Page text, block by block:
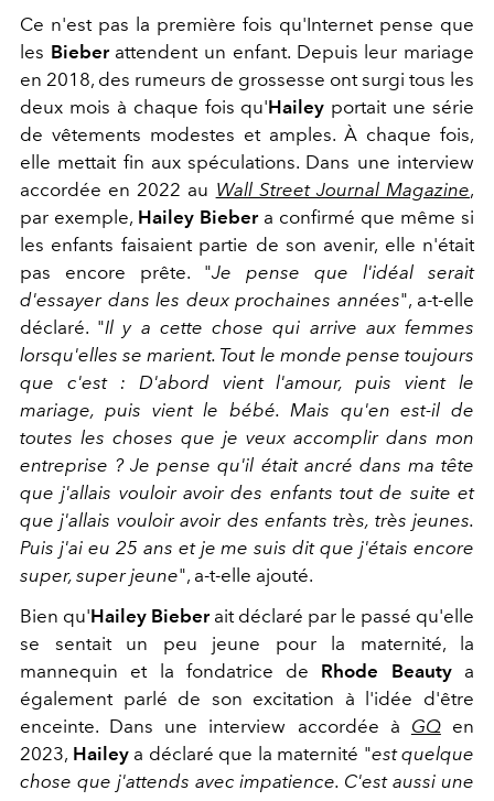
Ce n'est pas la première fois qu'Internet pense que
les Bieberattendent un enfant. Depuis leur mariage
en 2018, des rumeurs de grossesse ont surgi tous les
deux mois à chaque fois qu'Hailey portait une série
de vêtements modestes et amples. À chaque fois,
elle mettait fin aux spéculations. Dans une interview
accordée en 2022 au Wall Street Journal Magazine,
par exemple, Hailey Biebera confirmé que même si
les enfants faisaient partie de son avenir, elle n'était
pas encore prête. "Je pense que l'idéal serait
d'essayer dans les deux prochaines années", a-t-elle
déclaré. "Il y a cette chose qui arrive aux femmes
lorsqu'elles se marient. Tout le monde pense toujours
que c'est : D'abord vient l'amour, puis vient le
mariage, puis vient le bébé. Mais qu'en est-il de
toutes les choses que je veux accomplir dans mon
entreprise ? Je pense qu'il était ancré dans ma tête
que j'allais vouloir avoir des enfants tout de suite et
que j'allais vouloir avoir des enfants très, très jeunes.
Puis j'ai eu 25 ans et je me suis dit que j'étais encore
super, super jeune", a-t-elle ajouté.
Bien qu'Hailey Bieberait déclaré par le passé qu'elle
se sentait un peu jeune pour la maternité, la
mannequin et la fondatrice de Rhode Beautya
également parlé de son excitation à l'idée d'être
enceinte. Dans une interview accordée à GQen
2023, Haileya déclaré que la maternité "est quelque
chose que j'attends avec impatience. C'est aussi une